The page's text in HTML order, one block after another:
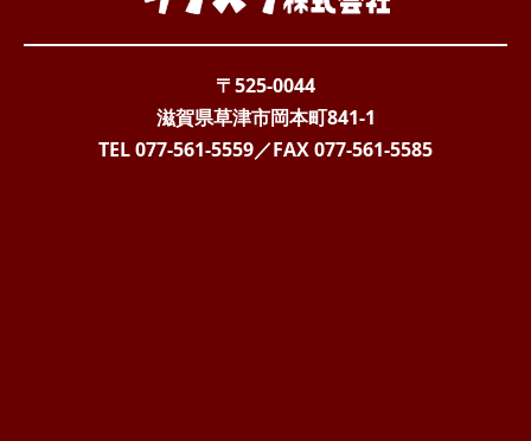
〒525-0044
滋賀県草津市岡本町841-1
TEL 077-561-5559／FAX077-561-5585